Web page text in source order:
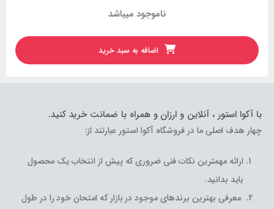
ناموجود میباشد
اضافه به سبد خرید
با آکوا استور ، آنلاین و ارزان و همراه با ضمانت خرید کنید.
چهار هدف اصلی ما در فروشگاه آکوا استور عبارتند از:
ارائه مهمترین نکات فنی ضروری که پیش از انتخاب یک محصول
باید بدانید.
معرفی بهترین برندهای موجود در بازار که امتحان خود را در طول